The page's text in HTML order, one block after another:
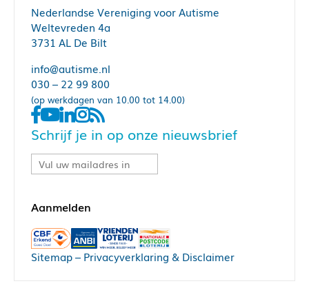
Nederlandse Vereniging voor Autisme
Weltevreden 4a
3731 AL De Bilt
info@autisme.nl
030 – 22 99 800
(op werkdagen van 10.00 tot 14.00)
Schrijf je in op onze nieuwsbrief
Sitemap– Privacyverklaring & Disclaimer